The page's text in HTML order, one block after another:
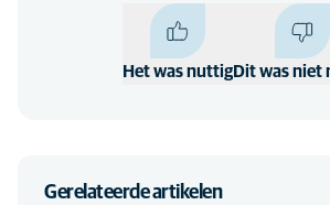
Het was nuttigDit was niet
Gerelateerde artikelen